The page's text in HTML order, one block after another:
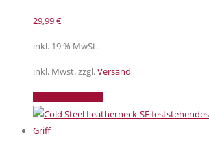
29,99€
inkl. 19 % MwSt.
inkl. Mwst. zzgl.Versand